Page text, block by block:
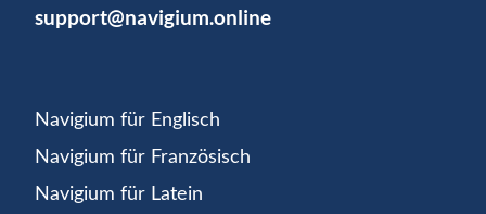
support@navigium.online
Navigium für Englisch
Navigium für Französisch
Navigium für Latein